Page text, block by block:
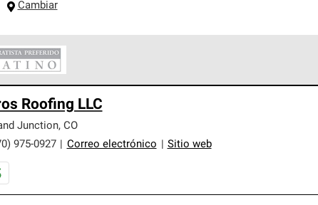
Cambiar
estándares estrictos de profesionalismo, confiabilidad y
mejor garantía de sistemas de techos.
Roofing LLC
Junction, CO
975-0927
Correo electrónico Sitio web